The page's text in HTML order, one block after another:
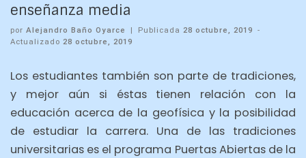
enseñanza media
por Alejandro Baño Oyarce | Publicada28 octubre, 2019 -
Actualizado 28 octubre, 2019
Los estudiantes también son parte de tradiciones,
y mejor aún si éstas tienen relación con la
educación acerca de la geofísica y la posibilidad
de estudiar la carrera. Una de las tradiciones
universitarias es el programa Puertas Abiertas de la